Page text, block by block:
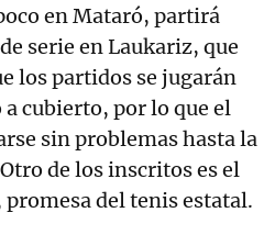
en Mataró, partirá
serie en Laukariz, que
los partidos se jugarán
cubierto, por lo que el
sin problemas hasta la
de los inscritos es el
del tenis estatal.